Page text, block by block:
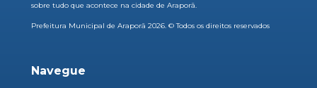
sobre tudo que acontece na cidade de Araporã.
Prefeitura Municipal de Araporã 2026. © Todos os direitos reservados
Navegue